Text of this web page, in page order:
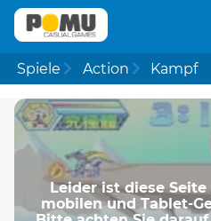
Spiele Action Kampf
Leider ist diese
mobilen und Tablet-